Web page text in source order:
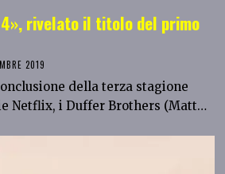
rivelato il titolo del primo
2019
della terza stagione
Netflix, i Duffer Brothers (Matt…